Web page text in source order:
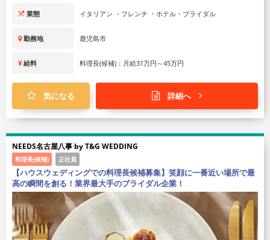
業態 イタリアン ・フレンチ ・ホテル・ブライダル
勤務地 鹿児島市
給料 料理長(候補)：月給31万円～45万円
気になる 詳細へ
NEEDS名古屋八事 by T&G WEDDING
料理長(候補) 正社員
【ハウスウェディングでの料理長候補募集】笑顔に一番近い場所で最
高の瞬間を創る！業界最大手のブライダル企業！